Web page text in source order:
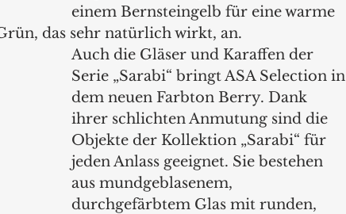
einem Bernsteingelb für eine warme
das sehr natürlich wirkt, an.
Auch die Gläser und Karaffen der
Serie „Sarabi“ bringt ASA Selection in
dem neuen Farbton Berry. Dank
ihrer schlichten Anmutung sind die
Objekte der Kollektion „Sarabi“ für
jeden Anlass geeignet. Sie bestehen
aus mundgeblasenem,
durchgefärbtem Glas mit runden,